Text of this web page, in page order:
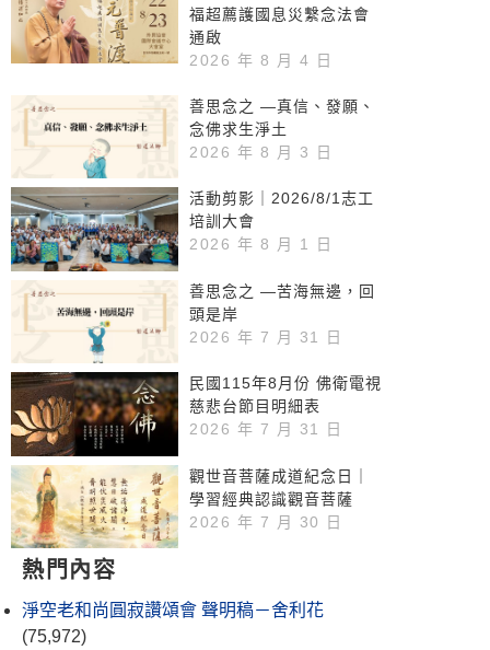
福超薦護國息災繫念法會
通啟
2026 年 8 月 4 日
善思念之 —真信、發願、
念佛求生淨土
2026 年 8 月 3 日
活動剪影｜2026/8/1志工
培訓大會
2026 年 8 月 1 日
善思念之 —苦海無邊，回
頭是岸
2026 年 7 月 31 日
民國115年8月份 佛衛電視
慈悲台節目明細表
2026 年 7 月 31 日
觀世音菩薩成道紀念日｜
學習經典認識觀音菩薩
2026 年 7 月 30 日
熱門內容
淨空老和尚圓寂讚頌會 聲明稿－舍利花
(75,972)